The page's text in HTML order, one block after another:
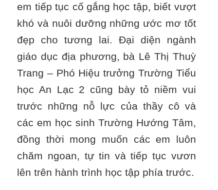
em tiếp tục cố gắng học tập, biết vượt
khó và nuôi dưỡng những ước mơ tốt
đẹp cho tương lai. Đại diện ngành
giáo dục địa phương, bà Lê Thị Thuỳ
Trang – Phó Hiệu trưởng Trường Tiểu
học An Lạc 2 cũng bày tỏ niềm vui
trước những nỗ lực của thầy cô và
các em học sinh Trường Hướng Tâm,
đồng thời mong muốn các em luôn
chăm ngoan, tự tin và tiếp tục vươn
lên trên hành trình học tập phía trước.